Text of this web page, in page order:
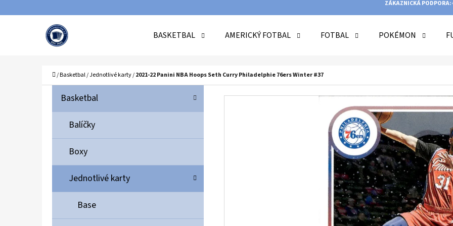
ZÁKAZNICKÁ PODPORA:
BASKETBAL AMERICKÝ FOTBAL FOTBAL POKÉMON
Domů
/Basketbal/Jednotlivé karty/2021-22 Panini NBA Hoops Seth Curry Philadelphie 76ers Winter #37
Přeskočit
kategorie
K
T
G
R
E
Basketbal
Balíčky
Boxy
Jednotlivé karty
Base
Zpět
Zpět
HLEDAT
DOPORUČUJEME